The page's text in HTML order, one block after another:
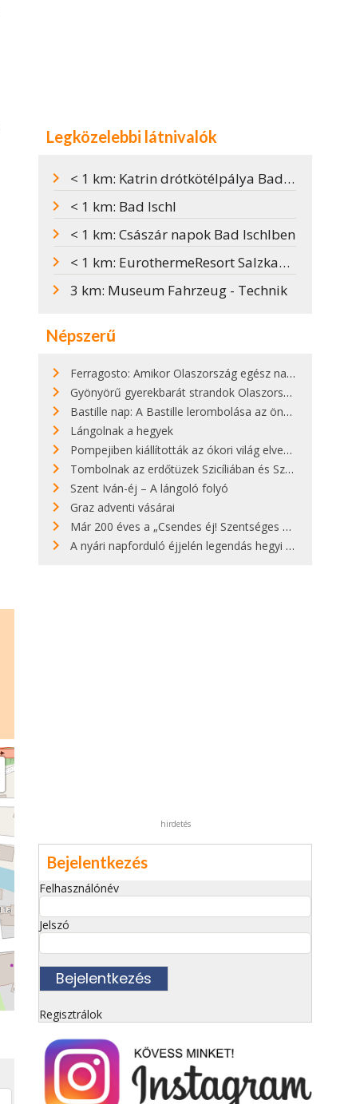
Legközelebbi látnivalók
< 1 km: Katrin drótkötélpálya Bad Ischlben
< 1 km: Bad Ischl
< 1 km: Császár napok Bad Ischlben
< 1 km: EurothermeResort Salzkammergut
3 km: Museum Fahrzeug - Technik
Népszerű
Ferragosto: Amikor Olaszország egész nap nyaral
Gyönyörű gyerekbarát strandok Olaszországban - megmutatjuk a 15 legjobbat
Bastille nap: A Bastille lerombolása az önkényuralom végét jelentette
Lángolnak a hegyek
Pompejiben kiállították az ókori világ elveszett híres szobrának másolatát
Tombolnak az erdőtüzek Szicíliában és Szardínián
Szent Iván-éj – A lángoló folyó
Graz adventi vásárai
Már 200 éves a „Csendes éj! Szentséges éj!”
A nyári napforduló éjjelén legendás hegyi tüzek világítják meg Zugspitzét
hirdetés
Bejelentkezés
Felhasználónév
Jelszó
Regisztrálok